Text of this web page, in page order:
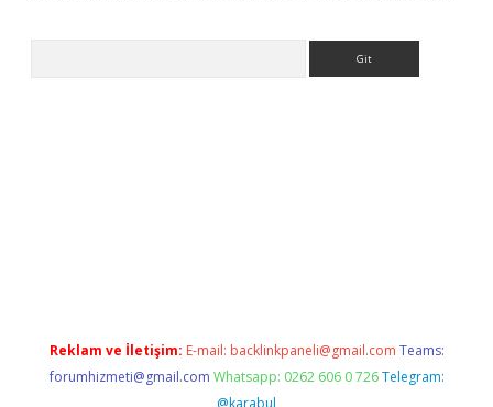
Reklam ve İletişim: E-mail: backlinkpaneli@gmail.com Teams:
forumhizmeti@gmail.com Whatsapp: 0262 606 0 726 Telegram:
@karabul